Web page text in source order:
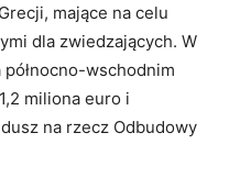
mające na celu
dla zwiedzających. W
wschodnim
miliona euro i
na rzecz Odbudowy